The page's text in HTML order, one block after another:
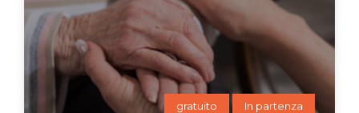
gratuito In partenza